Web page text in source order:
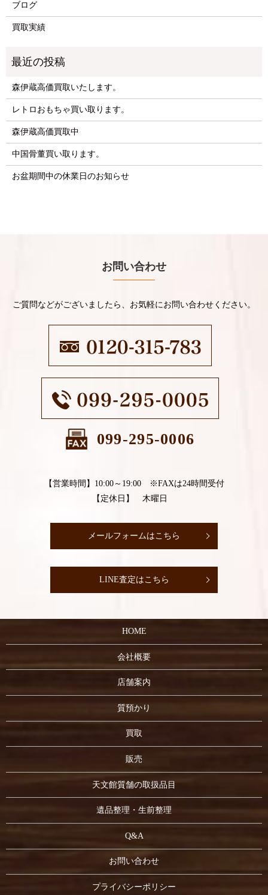
ブログ
買取実績
森伊蔵高価買取いたします。
レトロおもちゃ買い取ります。
森伊蔵高価買取中
中国骨董買い取ります。
お盆期間中の休業日のお知らせ
お問い合わせ
ご質問などがございましたら、お気軽にお問い合わせください。
099-295-0006
【営業時間】10:00～19:00 ※FAXは24時間受付
【定休日】 木曜日
メールフォームはこちら
LINE査定はこちら
HOME
会社概要
店舗案内
質預かり
買取
販売
天文館質舗の取扱品目
遺品整理・生前整理
Q&A
お問い合わせ
プライバシーポリシー